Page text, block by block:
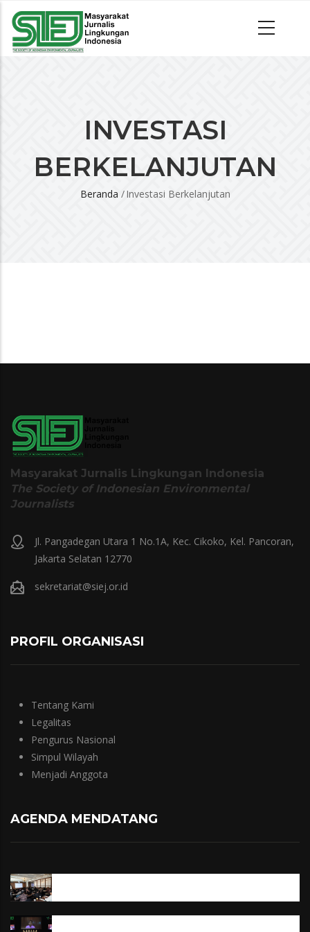
INVESTASI
BERKELANJUTAN
Beranda /Investasi Berkelanjutan
Masyarakat Jurnalis Lingkungan Indonesia
The Society of Indonesian Environmental
Journalists
Jl. Pangadegan Utara 1 No.1A, Kec. Cikoko, Kel. Pancoran,
Jakarta Selatan 12770
sekretariat@siej.or.id
PROFIL ORGANISASI
Tentang Kami
Legalitas
Pengurus Nasional
Simpul Wilayah
Menjadi Anggota
AGENDA MENDATANG